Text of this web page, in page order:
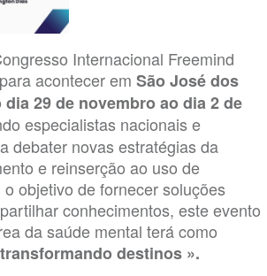
Internacional Freemind
acontecer em São José dos
dia 29 de novembro ao dia 2 de
especialistas nacionais e
debater novas estratégias da
e reinserção ao uso de
objetivo de fornecer soluções
conhecimentos, este evento
da saúde mental terá como
destinos ».